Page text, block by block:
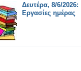
Δευτέρα, 8/6/2026:
Εργασίες ημέρας